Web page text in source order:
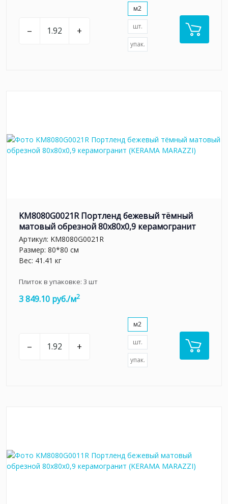
– +
м2
шт.
упак.
KM8080G0021R Портленд бежевый тёмный
матовый обрезной 80x80x0,9 керамогранит
Артикул: KM8080G0021R
Размер: 80*80 см
Вес: 41.41 кг
Плиток в упаковке: 3 шт
3 849.10 руб./м2
– +
м2
шт.
упак.